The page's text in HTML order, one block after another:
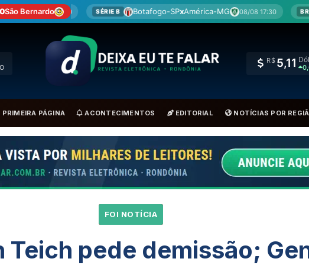
São Bernardo
SÉRIE B Botafogo-SPxAmérica-MG 08/08 17:30 BRA Coritibax
R$ 5,11
PRIMEIRA PÁGINA ACONTECIMENTOS EDITORIAL NOTÍCIAS POR
FOI NOTÍCIA
Teich pede demissão;